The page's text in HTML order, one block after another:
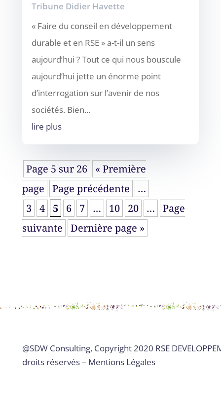
Tribune Didier Havette
« Faire du conseil en développement
durable et en RSE » a-t-il un sens
aujourd’hui ? Tout ce qui nous bouscule
aujourd’hui jette un énorme point
d’interrogation sur l’avenir de nos
sociétés. Bien...
lire plus
Page 5 sur 26
« Première
page
Page précédente
…
3
4 5 6 7 … 10 20 …
Page
suivante
Dernière page »
@SDW Consulting, Copyright 2020 RSE
droits réservés – Mentions Légales